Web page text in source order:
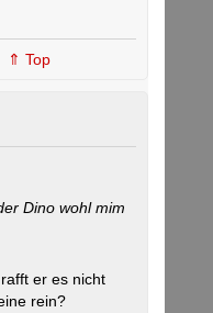
⇑ Top
Dino wohl mim
er es nicht
rein?